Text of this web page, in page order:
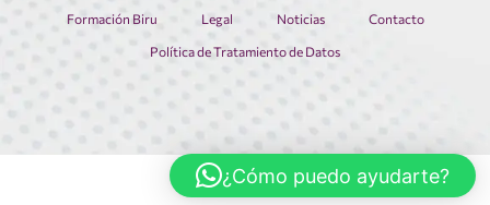
Formación Biru Legal Noticias Contacto
Política de Tratamiento de Datos
¿Cómo puedo ayudarte?